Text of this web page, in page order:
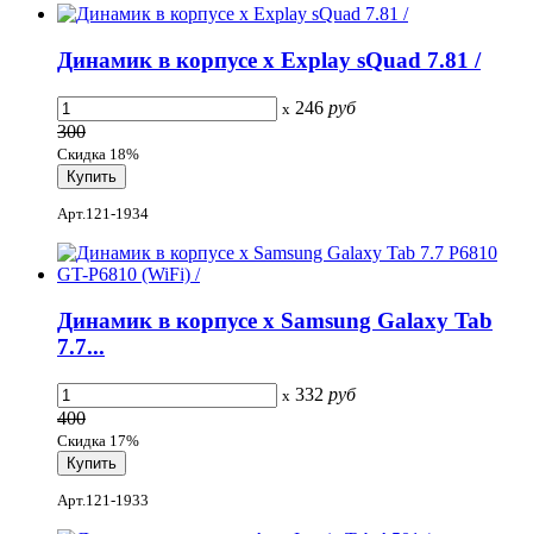
Динамик в корпусе x Explay sQuad 7.81 /
x 246 руб
300
Скидка 18%
Арт.121-1934
Динамик в корпусе x Samsung Galaxy Tab
7.7...
x 332 руб
400
Скидка 17%
Арт.121-1933